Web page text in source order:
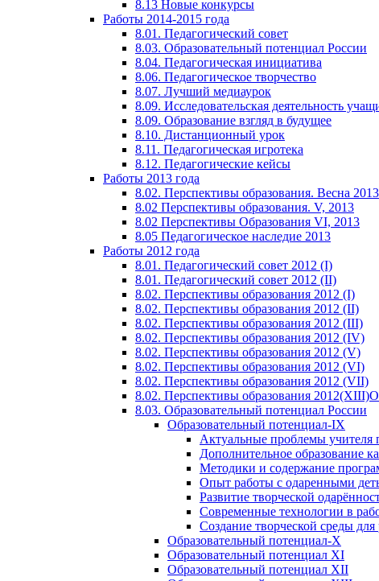
8.13 Новые конкурсы
Работы 2014-2015 года
8.01. Педагогический совет
8.03. Образовательный потенциал России
8.04. Педагогическая инициатива
8.06. Педагогическое творчество
8.07. Лучший медиаурок
8.09. Исследовательская деятельность
8.09. Образование взгляд в будущее
8.10. Дистанционный урок
8.11. Педагогическая игротека
8.12. Педагогические кейсы
Работы 2013 года
8.02. Перспективы образования. Весна 2013
8.02 Перспективы образования. V, 2013
8.02 Перспективы Образования VI, 2013
8.05 Педагогическое наследие 2013
Работы 2012 года
8.01. Педагогический совет 2012 (I)
8.01. Педагогический совет 2012 (II)
8.02. Перспективы образования 2012 (I)
8.02. Перспективы образования 2012 (II)
8.02. Перспективы образования 2012 (III)
8.02. Перспективы образования 2012 (IV)
8.02. Перспективы образования 2012 (V)
8.02. Перспективы образования 2012 (VI)
8.02. Перспективы образования 2012 (VII)
8.02. Перспективы образования
8.03. Образовательный потенциал России
Образовательный потенциал-IX
Актуальные проблемы учителя
Дополнительное образование
Методики и содержание
Опыт работы с одаренными
Развитие творческой
Современные технологии в
Создание творческой среды для
Образовательный потенциал-X
Образовательный потенциал XI
Образовательный потенциал XII